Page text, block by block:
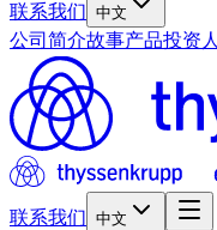
联系我们 中文
公司简介故事产品投资人
联系我们 中文